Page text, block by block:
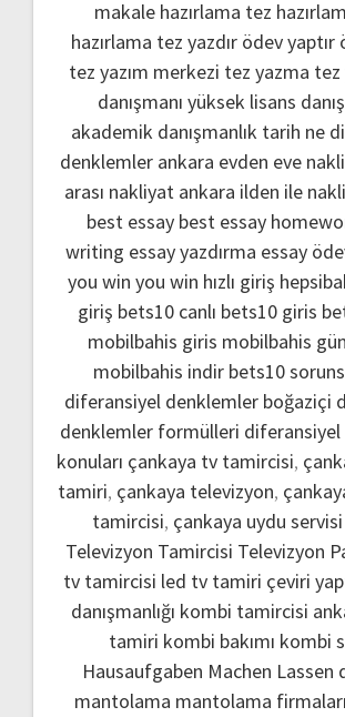
makale hazırlama tez
hazırlama tez yazdır ödev yaptır
tez yazım merkezi tez yazma tez
danışmanı yüksek lisans
akademik danışmanlık tarih ne
denklemler ankara evden eve
arası nakliyat ankara ilden ile
best essay best essay
writing essay yazdırma essay
you win you win hızlı giriş
giriş bets10 canlı bets10 giris
mobilbahis giris mobilbahis
mobilbahis indir bets10
diferansiyel denklemler boğaziçi
denklemler formülleri
konuları çankaya tv tamircisi,
tamiri, çankaya televizyon,
tamircisi, çankaya uydu servisi
Televizyon Tamircisi Televizyon
tv tamircisi led tv tamiri çeviri
danışmanlığı kombi tamircisi
tamiri kombi bakımı kombi
Hausaufgaben Machen Lassen
mantolama mantolama firmaları